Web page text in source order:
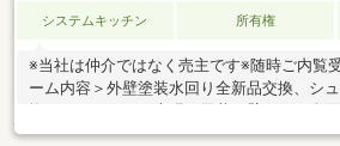
システムキッチン 所有権
※当社は仲介ではなく売主です※随時ご内覧
ーム内容＞外壁塗装水回り全新品交換、シ
等の建具新品交換、照明全室交換（ＬＥＤ